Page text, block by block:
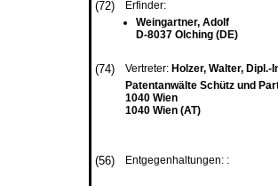
(72)
Erfinder:
Weingartner, Adolf
D-8037 Olching (DE)
(74) Vertreter: Holzer, Walter, Dipl.-
Patentanwälte Schütz und
1040 Wien
1040 Wien (AT)
(56) Entgegenhaltungen: :